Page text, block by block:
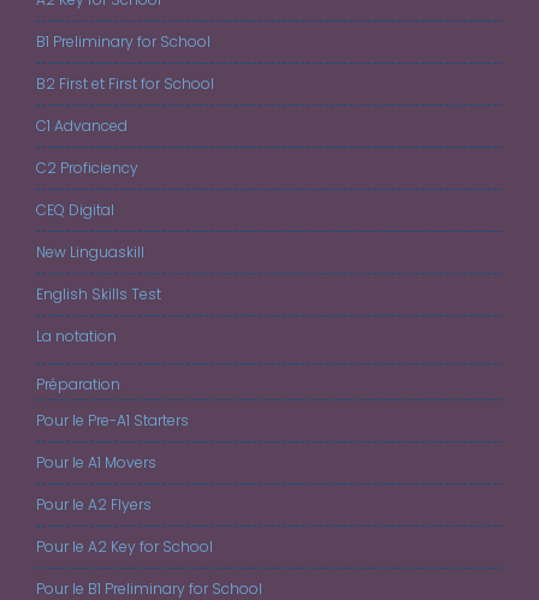
B1 Preliminary for School
B2 First et First for School
C1 Advanced
C2 Proficiency
CEQ Digital
New Linguaskill
English Skills Test
La notation
Préparation
Pour le Pre-A1 Starters
Pour le A1 Movers
Pour le A2 Flyers
Pour le A2 Key for School
Pour le B1 Preliminary for School